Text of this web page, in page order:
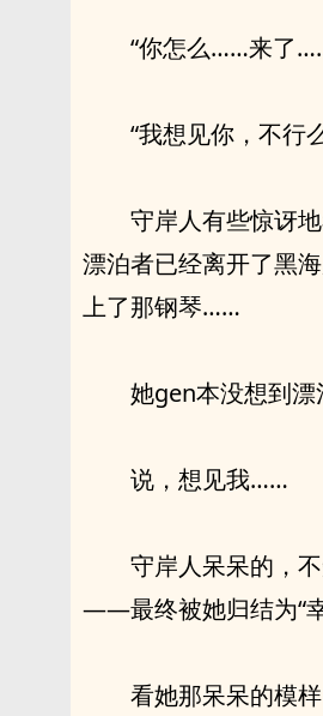
“你怎么……来了
“我想见你，不行
守岸人有些惊讶
漂泊者已经离开了黑
上了那钢琴……
她gen本没想到
说，想见我……
守岸人呆呆的，
——最终被她归结为“幸
看她那呆呆的模